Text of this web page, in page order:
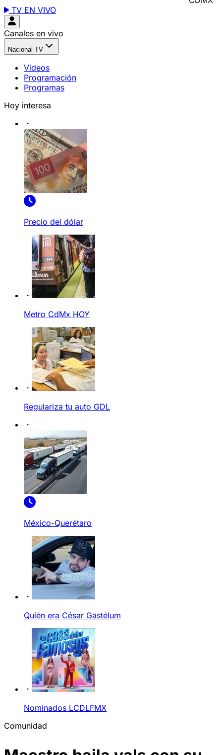
TV EN VIVO
Canales en vivo
Nacional TV
Videos
Programación
Programas
Hoy interesa
Precio del dólar
Metro CdMx HOY
Regulariza tu auto GDL
México-Querétaro
Quién era César Gastélum
Nominados LCDLFMX
Comunidad